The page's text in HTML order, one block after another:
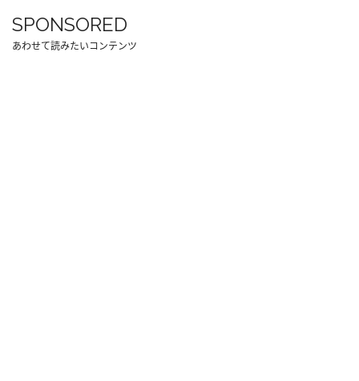
SPONSORED
あわせて読みたいコンテンツ